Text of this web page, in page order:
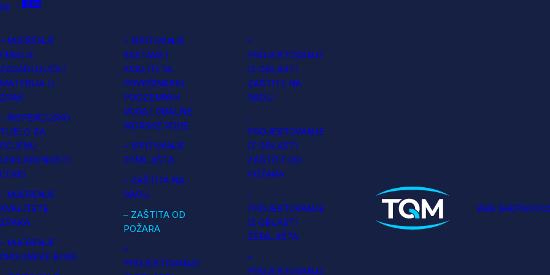
MJERENJE
U
INSPEKCIJSKO
ZA
MJERENJE
MJERENJE
BUKE
– ISPITIVANJE
SASTAVA I
KVALITETA
POVRŠINSKIH,
PODZEMNIH
VODA I OBALNE
MORSKE VODE
– ISPITIVANJE
ZEMLJIŠTA
– ZAŠTITA NA
RADU
– ZAŠTITA OD
POŽARA
–
PROJEKTOVANJE
–
PROJEKTOVANJE
IZ OBLASTI
ZAŠTITE NA
RADU
–
PROJEKTOVANJE
IZ OBLASTI
ZAŠTITE OD
POŽARA
–
PROJEKTOVANJE
IZ OBLASTI
ZEMLJIŠTA
–
PROJEKTOVANJE
WEB SHOP